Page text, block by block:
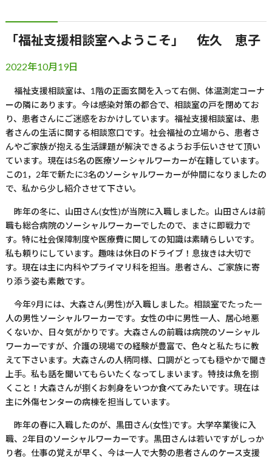
「福祉支援相談室へようこそ」 佐久 恵子
2022年10月19日
福祉支援相談室は、 1 階の正面玄関を入って右側、体温測定コーナ
ーの隣にあります。今は感染対策の都合で、相談室の戸を閉めてお
り、患者さんにご迷惑をおかけしています。福祉支援相談室は、患
者さんの生活に関する相談窓口です。社会福祉の立場から、患者さ
んやご家族が抱える生活課題が解決できるようお手伝いさせて頂い
ています。現在は5名の医療ソーシャルワーカーが在籍しています。
この1 ， 2年で新たに3名のソーシャルワーカーが仲間になりましたの
で、私から少し紹介させて下さい。
昨年の冬に、山田さん(女性)が当院に入職しました。山田さんは前
職も総合病院のソーシャルワーカーでしたので、まさに即戦力で
す。特に社会保障制度や医療費に関しての知識は素晴らしいです。
私も頼りにしています。趣味は休日のドライブ！息抜きは大切で
す。現在は主に内科やプライマリ科を担当。患者さん、ご家族に寄
り添う姿も素敵です。
今年9月には、大森さん(男性)が入職しました。相談室でたった一
人の男性ソーシャルワーカーです。女性の中に男性一人、居心地悪
くないか、日々気がかりです。大森さんの前職は病院のソーシャル
ワーカーですが、介護の現場での経験が豊富で、色々と私たちに教
えて下さいます。大森さんの人柄同様、口調がとっても穏やかで聞き
上手。私も話を聞いてもらいたくなってしまいます。特技は魚を捌
くこと！大森さんが捌くお刺身をいつか食べてみたいです。現在は
主に外傷センターの病棟を担当しています。
昨年の春に入職したのが、黒田さん(女性)です。大学卒業後に入
職、 2年目のソーシャルワーカーです。黒田さんは若いですがしっか
り者。仕事の覚えが早く、今は一人で大勢の患者さんのケース支援